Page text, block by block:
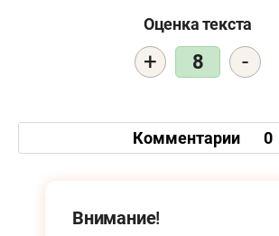
Оценка текста
+ 8 -
Комментарии 0
Внимание!